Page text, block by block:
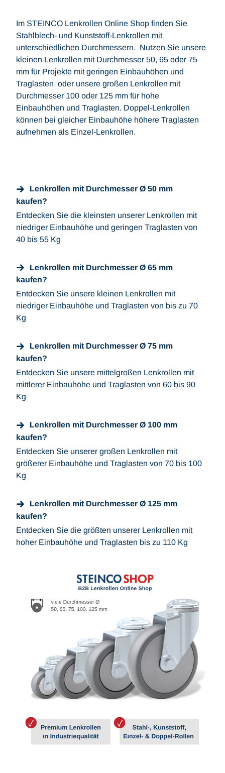
Im STEINCO Lenkrollen Online Shop finden Sie
Stahlblech- und Kunststoff-Lenkrollen mit
unterschiedlichen Durchmessern. Nutzen Sie unsere
kleinen Lenkrollen mit Durchmesser 50, 65 oder 75
mm für Projekte mit geringen Einbauhöhen und
Traglasten oder unsere großen Lenkrollen mit
Durchmesser 100 oder 125 mm für hohe
Einbauhöhen und Traglasten. Doppel-Lenkrollen
können bei gleicher Einbauhöhe höhere Traglasten
aufnehmen als Einzel-Lenkrollen.
Lenkrollen mit Durchmesser Ø 50 mm
kaufen?
Entdecken Sie die kleinsten unserer Lenkrollen mit
niedriger Einbauhöhe und geringen Traglasten von
40 bis 55 Kg
Lenkrollen mit Durchmesser Ø 65 mm
kaufen?
Entdecken Sie unsere kleinen Lenkrollen mit
niedriger Einbauhöhe und Traglasten von bis zu 70
Kg
Lenkrollen mit Durchmesser Ø 75 mm
kaufen?
Entdecken Sie unsere mittelgroßen Lenkrollen mit
mittlerer Einbauhöhe und Traglasten von 60 bis 90
Kg
Lenkrollen mit Durchmesser Ø 100 mm
kaufen?
Entdecken Sie unserer großen Lenkrollen mit
größerer Einbauhöhe und Traglasten von 70 bis 100
Kg
Lenkrollen mit Durchmesser Ø 125 mm
kaufen?
Entdecken Sie die größten unserer Lenkrollen mit
hoher Einbauhöhe und Traglasten bis zu 110 Kg